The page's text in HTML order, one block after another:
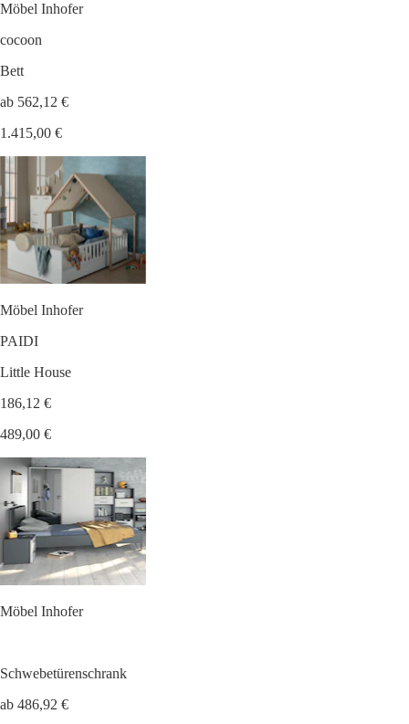
Möbel Inhofer
cocoon
Bett
ab 562,12 €
1.415,00 €
Möbel Inhofer
PAIDI
Little House
186,12 €
489,00 €
Möbel Inhofer
Schwebetürenschrank
ab 486,92 €